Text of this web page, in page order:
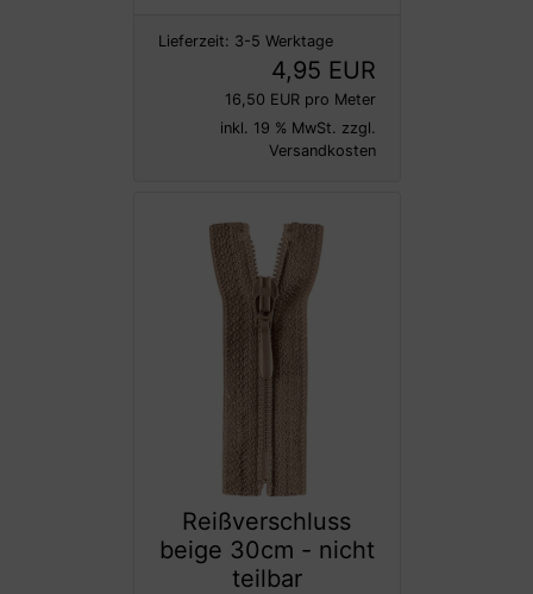
Lieferzeit: 3-5 Werktage
4,95 EUR
16,50 EUR pro Meter
inkl. 19 % MwSt. zzgl.
Versandkosten
Reißverschluss
beige 30cm - nicht
teilbar